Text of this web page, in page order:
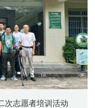
次志愿者培训活动